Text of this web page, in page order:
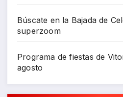
Búscate en la Bajada de
superzoom
Programa de fiestas de
agosto